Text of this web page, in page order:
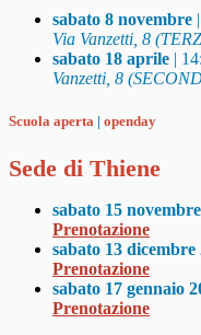
sabato 8 novembre
Via Vanzetti, 8
sabato 18 aprile |
Vanzetti, 8
Scuola aperta | openday
Sede di Thiene
sabato 15
Prenotazione
sabato 13 dicembre
Prenotazione
sabato 17 gennaio
Prenotazione